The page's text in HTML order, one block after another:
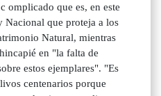
omplicado que es, en este
Nacional que proteja a los
Natural, mientras
en "la falta de
estos ejemplares". "Es
centenarios porque